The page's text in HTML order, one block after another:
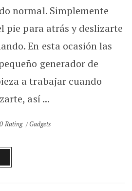
normal. Simplemente
pie para atrás y deslizarte
En esta ocasión las
generador de
a trabajar cuando
así ...
0 Rating Gadgets